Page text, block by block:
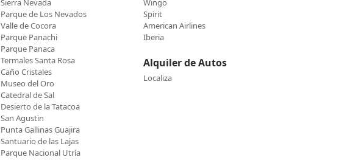
Sierra Nevada
Parque de Los Nevados
Valle de Cocora
Parque Panachi
Parque Panaca
Termales Santa Rosa
Caño Cristales
Museo del Oro
Catedral de Sal
Desierto de la Tatacoa
San Agustin
Punta Gallinas Guajira
Santuario de las Lajas
Parque Nacional Utría
Wingo
Spirit
American Airlines
Iberia
Alquiler de Autos
Localiza